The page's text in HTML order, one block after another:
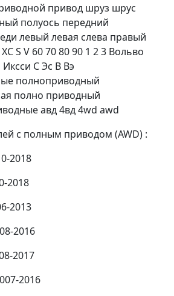
привод шруз шрус
полуось передний
левый левая слева правый
S V 60 70 80 90 1 2 3 Вольво
С Эс В Вэ
полноприводный
полно приводный
авд 4вд 4wd awd
с полным приводом (AWD) :
2018
2018
2013
2016
2017
2016